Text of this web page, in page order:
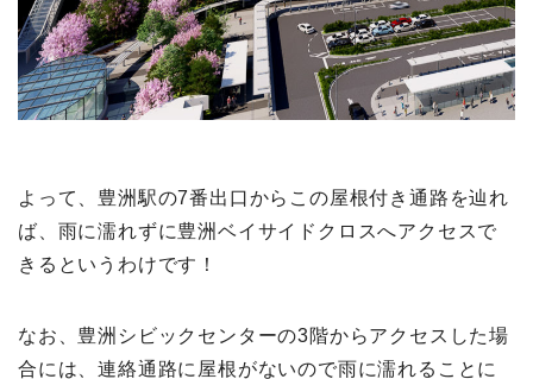
よって、豊洲駅の7番出口からこの屋根付き通路を辿れ
ば、雨に濡れずに豊洲ベイサイドクロスへアクセスで
きるというわけです！
なお、豊洲シビックセンターの3階からアクセスした場
合には、連絡通路に屋根がないので雨に濡れることに